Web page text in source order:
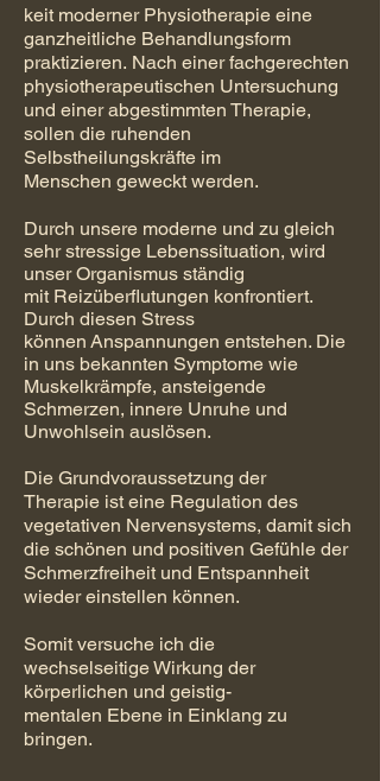
keit moderner Physiotherapie eine
ganzheitliche Behandlungsform
praktizieren. Nach einer fachgerechten
physiotherapeutischen Untersuchung
und einer abgestimmten Therapie,
sollen die ruhenden
Selbstheilungskräfte im
Menschen geweckt werden.
Durch unsere moderne und zu gleich
sehr stressige Lebenssituation, wird
unser Organismus ständig
mit Reizüberflutungen konfrontiert.
Durch diesen Stress
können Anspannungen entstehen. Die
in uns bekannten Symptome wie
Muskelkrämpfe, ansteigende
Schmerzen, innere Unruhe und
Unwohlsein auslösen.
Die Grundvoraussetzung der
Therapie ist eine Regulation des
vegetativen Nervensystems, damit sich
die schönen und positiven Gefühle der
Schmerzfreiheit und Entspannheit
wieder einstellen können.
Somit versuche ich die
wechselseitige Wirkung der
körperlichen und geistig-
mentalen Ebene in Einklang zu
bringen.